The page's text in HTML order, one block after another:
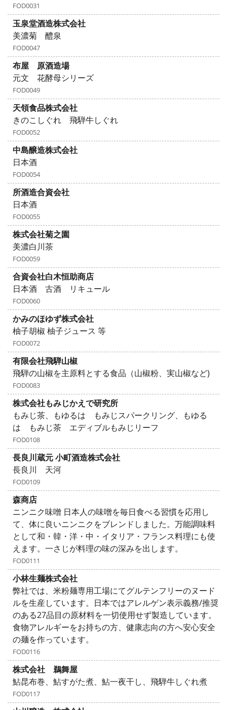
FOD0031
玉泉堂酒造株式会社
美濃菊 醴泉
FOD0047
布屋 原酒造場
元文 花酵母シリーズ
FOD0049
天領食品株式会社
きのこしぐれ 飛騨牛しぐれ
FOD0052
中島醸造株式会社
日本酒
FOD0054
所酒造合資会社
日本酒
FOD0055
株式会社菊之園
美濃白川茶
FOD0059
合資会社白木恒助商店
日本酒 古酒 リキュール
FOD0060
かみのほゆず株式会社
柚子胡椒 柚子ジュース 等
FOD0072
有限会社飛騨山椒
飛騨の山椒を主原料とする食品（山椒粉、実山椒など)
FOD0083
株式会社もみじかえで研究所
もみじ茶、もゆるは もみじスパークリング、もゆる
は もみじ茶 エディブルもみじリーフ
FOD0108
長良川蔵元 小町酒造株式会社
長良川 天河
FOD0109
森商店
ニンニク味噌 日本人の味噌を毎日食べる習慣を応用し
て、体に良いニンニクをブレンドしました。万能調味料
として和・韓・洋・中・イタリア・フランス料理にも使
えます。一さじが料理の味の深みを出します。
FOD0111
小林生麺株式会社
弊社では、米粉麺専用工場にてグルテンフリーのヌード
ルを生産しています。日本ではアレルゲン表示義務/推奨
のある27品目の原材料を一切使用せず製造しています。
食物アレルギーをお持ちの方、健康志向の方へ安心安全
の麺を作っています。
FOD0116
株式会社 鵜舞屋
鮎昆布巻、鮎すがた煮、鮎一夜干し、飛騨牛しぐれ煮
FOD0117